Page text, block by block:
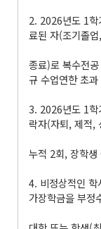
2. 2026년도 1학
료된 자(조기졸
종료)로 복수전
규 수업연한 초
3. 2026년도 1학
락자(자퇴, 제적,
누적 2회, 장학
4. 비정상적인 학
가장학금을 부정